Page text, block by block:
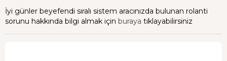
İyi günler beyefendi sıralı sistem aracınızda bulunan rolanti
sorunu hakkında bilgi almak için buraya tıklayabilirsiniz